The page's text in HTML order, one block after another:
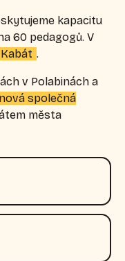
kapacitu
60 pedagogů. V
Kabát .
v Polabinách a
společná
města